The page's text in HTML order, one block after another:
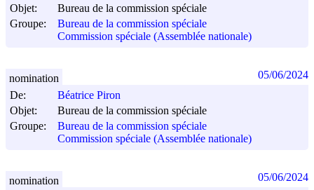
Objet:
Bureau de la commission spéciale
Groupe:
Bureau de la commission spéciale
Commission spéciale (Assemblée nationale)
De:
Béatrice Piron
Objet:
Bureau de la commission spéciale
Groupe:
Bureau de la commission spéciale
Commission spéciale (Assemblée nationale)
nomination 05/06/2024
nomination 05/06/2024